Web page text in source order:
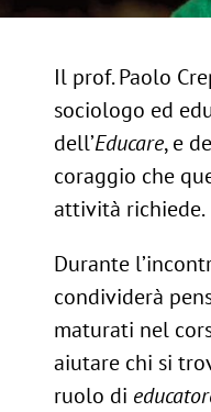
Il prof. Paolo
sociologo ed
dell’Educare, e
coraggio che
attività richiede.
Durante
condividerà
maturati nel
aiutare chi si
ruolo di